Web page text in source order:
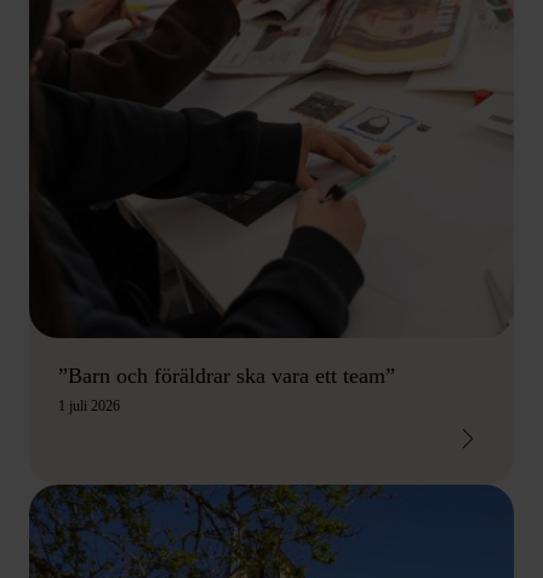
”Barn och föräldrar ska vara ett team”
1 juli 2026